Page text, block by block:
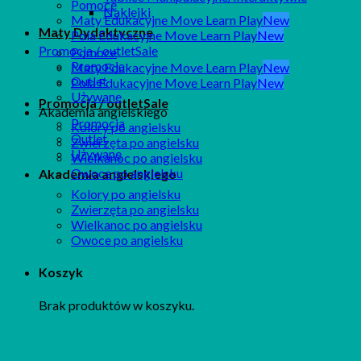
Naklejki
Maty Dydaktyczne
Pomoce
Maty Edukacyjne Move Learn Play
Pola Edukacyjne Move Learn Play
Promocja / outlet
Promocja
Outlet
Używane
Akademia angielskiego
Kolory po angielsku
Zwierzęta po angielsku
Wielkanoc po angielsku
Owoce po angielsku
Koszyk
Brak produktów w koszyku.
Pomoce
Maty Edukacyjne Move Learn Play
Pola Edukacyjne Move Learn Play
Promocja / outlet
Promocja
Outlet
Używane
Akademia angielskiego
Kolory po angielsku
Zwierzęta po angielsku
Wielkanoc po angielsku
Owoce po angielsku